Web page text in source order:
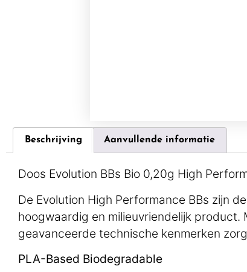
Beschrijving Aanvullende informatie
Doos Evolution BBs Bio 0,20g High
De Evolution High Performance BBs zijn
hoogwaardig en milieuvriendelijk
geavanceerde technische kenmerken
PLA-Based Biodegradable